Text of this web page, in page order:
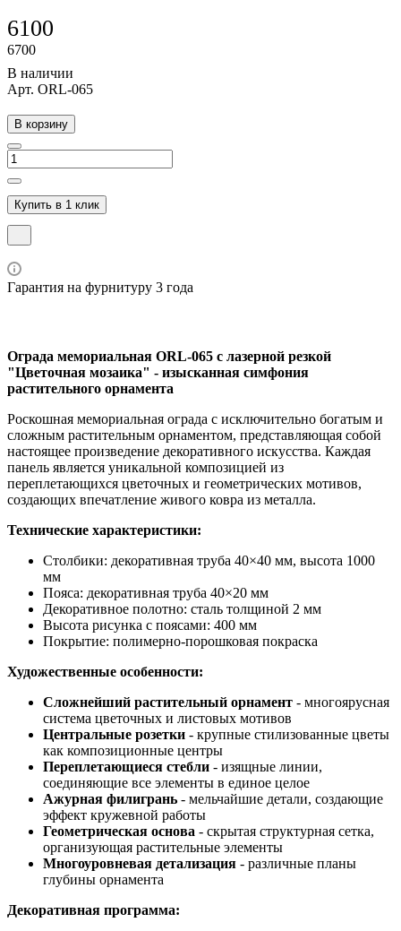
6100
6700
В наличии
Арт. ORL-065
В корзину
Купить в 1 клик
Гарантия на фурнитуру 3 года
Ограда мемориальная ORL-065 с лазерной резкой
"Цветочная мозаика" - изысканная симфония
растительного орнамента
Роскошная мемориальная ограда с исключительно богатым и
сложным растительным орнаментом, представляющая собой
настоящее произведение декоративного искусства. Каждая
панель является уникальной композицией из
переплетающихся цветочных и геометрических мотивов,
создающих впечатление живого ковра из металла.
Технические характеристики:
Столбики: декоративная труба 40×40 мм, высота 1000
мм
Пояса: декоративная труба 40×20 мм
Декоративное полотно: сталь толщиной 2 мм
Высота рисунка с поясами: 400 мм
Покрытие: полимерно-порошковая покраска
Художественные особенности:
Сложнейший растительный орнамент - многоярусная
система цветочных и листовых мотивов
Центральные розетки - крупные стилизованные цветы
как композиционные центры
Переплетающиеся стебли - изящные линии,
соединяющие все элементы в единое целое
Ажурная филигрань - мельчайшие детали, создающие
эффект кружевной работы
Геометрическая основа - скрытая структурная сетка,
организующая растительные элементы
Многоуровневая детализация - различные планы
глубины орнамента
Декоративная программа: